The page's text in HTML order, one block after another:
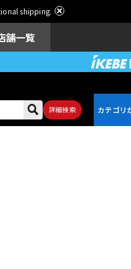
shipping.
舗一覧
詳細検索